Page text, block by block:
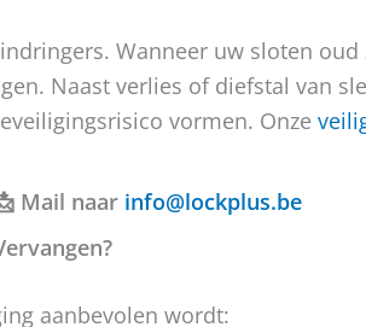
Wanneer uw sloten
Naast verlies of diefstal van
vormen. Onze
Mail naar info@lockplus.be
aanbevolen wordt: